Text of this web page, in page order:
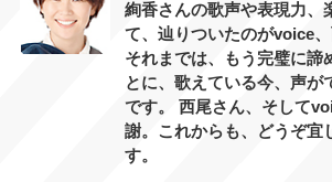
絢香さんの歌声や表現力、
て、辿りついたのがvoice、
それまでは、もう完璧に諦
とに、歌えている今、声が
です。 西尾さん、そして
謝。これからも、どうぞ宜
す。